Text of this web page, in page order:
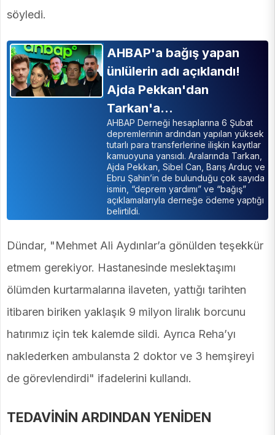
söyledi.
AHBAP'a bağış yapan
ünlülerin adı açıklandı!
Ajda Pekkan'dan
Tarkan'a...
AHBAP Derneği hesaplarına 6 Şubat
depremlerinin ardından yapılan yüksek
tutarlı para transferlerine ilişkin kayıtlar
kamuoyuna yansıdı. Aralarında Tarkan,
Ajda Pekkan, Sibel Can, Barış Arduç ve
Ebru Şahin’in de bulunduğu çok sayıda
ismin, “deprem yardımı” ve “bağış”
açıklamalarıyla derneğe ödeme yaptığı
belirtildi.
Dündar, "Mehmet Ali Aydınlar’a gönülden teşekkür
etmem gerekiyor. Hastanesinde meslektaşımı
ölümden kurtarmalarına ilaveten, yattığı tarihten
itibaren biriken yaklaşık 9 milyon liralık borcunu
hatırımız için tek kalemde sildi. Ayrıca Reha’yı
naklederken ambulansta 2 doktor ve 3 hemşireyi
de görevlendirdi" ifadelerini kullandı.
TEDAVİNİN ARDINDAN YENİDEN